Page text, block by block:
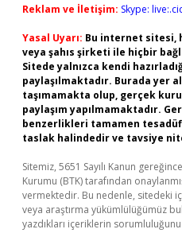
Reklam ve İletişim: Skype:
Yasal Uyarı: Bu internet sitesi,
veya şahıs şirketi ile hiçbir
Sitede yalnızca kendi
paylaşılmaktadır. Burada yer
taşımamakta olup, gerçek
paylaşım yapılmamaktadır.
benzerlikleri tamamen
taslak halindedir ve tavsiye
Sitemiz, 5651 Sayılı Kanun
Kurumu (BTK) tarafından
vermektedir. Bu nedenle, sitedeki
veya araştırma yükümlülüğümüz
yazdıkları içeriklerin